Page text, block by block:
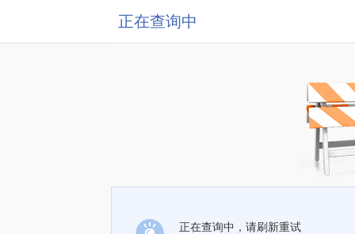
正在查询中
正在查询中，请刷新重试